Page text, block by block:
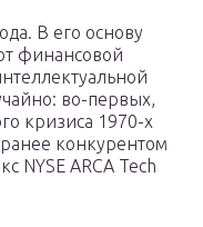
В его основу
финансовой
во-первых,
кризиса 1970-х
конкурентом
NYSE ARCA Tech